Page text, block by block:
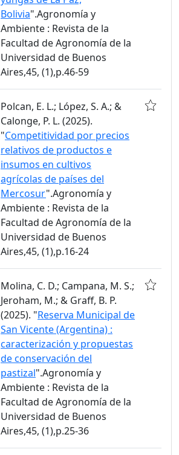
Bolivia".Agronomía y
Ambiente : Revista de la
Facultad de Agronomía de la
Universidad de Buenos
Aires,45, (1),p.46-59
Polcan, E. L.; López, S. A.; &
Calonge, P. L. (2025).
"Competitividad por precios
relativos de productos e
insumos en cultivos
agrícolas de países del
Mercosur".Agronomía y
Ambiente : Revista de la
Facultad de Agronomía de la
Universidad de Buenos
Aires,45, (1),p.16-24
Molina, C. D.; Campana, M. S.;
Jeroham, M.; & Graff, B. P.
(2025). "Reserva Municipal de
San Vicente (Argentina) :
caracterización y propuestas
de conservación del
pastizal".Agronomía y
Ambiente : Revista de la
Facultad de Agronomía de la
Universidad de Buenos
Aires,45, (1),p.25-36